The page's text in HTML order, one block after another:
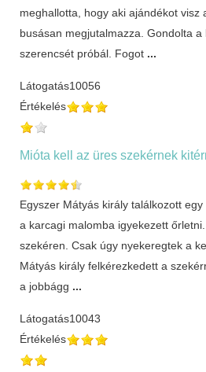
meghallotta, hogy aki ajándékot visz
busásan megjutalmazza. Gondolta
szerencsét próbál. Fogot ...
Látogatás10056
Értékelés
Mióta kell az üres szekérnek
Egyszer Mátyás király találkozott
a karcagi malomba igyekezett
szekéren. Csak úgy nyekeregtek a
Mátyás király felkérezkedett a
a jobbágg ...
Látogatás10043
Értékelés